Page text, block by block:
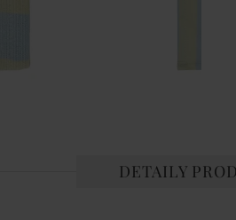
DETAILY